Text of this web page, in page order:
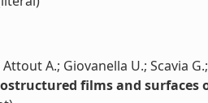
A.; Giovanella U.; Scavia
films and